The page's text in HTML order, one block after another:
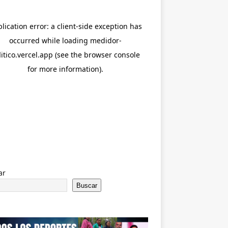
Buscar